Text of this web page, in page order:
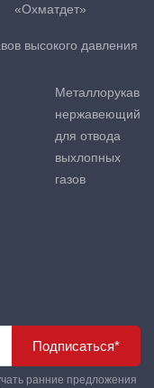
«Охматдет»
высокого давления
Металлорукав
нержавеющий
для отвода
выхлопных
газов
Подписаться*
ранние предложения